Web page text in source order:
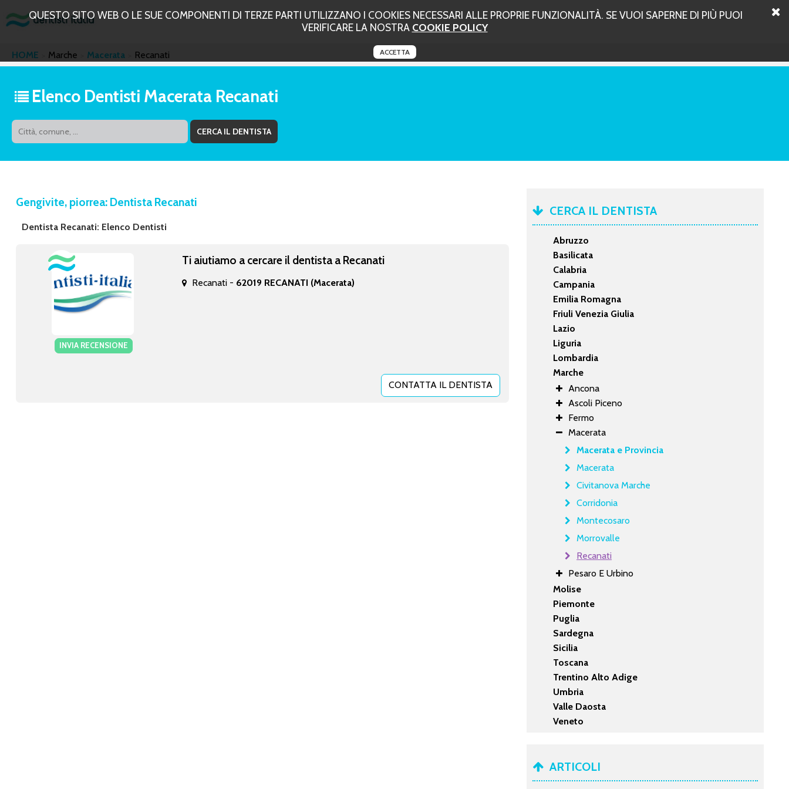
QUESTO SITO WEB O LE SUE COMPONENTI DI TERZE PARTI UTILIZZANO I COOKIES NECESSARI ALLE PROPRIE FUNZIONALITÀ. SE VUOI SAPERNE DI PIÙ PUOI
VERIFICARE LA NOSTRA COOKIE POLICY
ACCETTA
HOME Marche Macerata Recanati
Elenco Dentisti Macerata Recanati
Gengivite, piorrea: Dentista Recanati
Dentista Recanati: Elenco Dentisti
INVIA RECENSIONE
Ti aiutiamo a cercare il dentista a Recanati
Recanati - 62019 RECANATI (Macerata)
CONTATTA IL DENTISTA
CERCA IL DENTISTA
Abruzzo
Basilicata
Calabria
Campania
Emilia Romagna
Friuli Venezia Giulia
Lazio
Liguria
Lombardia
Marche
Ancona
Ascoli Piceno
Fermo
Macerata
Macerata e Provincia
Macerata
Civitanova Marche
Corridonia
Montecosaro
Morrovalle
Recanati
Pesaro E Urbino
Molise
Piemonte
Puglia
Sardegna
Sicilia
Toscana
Trentino Alto Adige
Umbria
Valle Daosta
Veneto
ARTICOLI